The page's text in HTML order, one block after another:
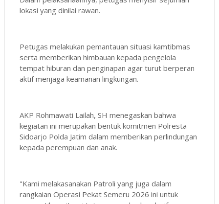
lokasi yang dinilai rawan.
Petugas melakukan pemantauan situasi kamtibmas
serta memberikan himbauan kepada pengelola
tempat hiburan dan penginapan agar turut berperan
aktif menjaga keamanan lingkungan.
AKP Rohmawati Lailah, SH menegaskan bahwa
kegiatan ini merupakan bentuk komitmen Polresta
Sidoarjo Polda Jatim dalam memberikan perlindungan
kepada perempuan dan anak.
"Kami melakasanakan Patroli yang juga dalam
rangkaian Operasi Pekat Semeru 2026 ini untuk